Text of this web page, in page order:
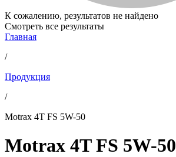
К сожалению, результатов не найдено
Смотреть все результаты
Главная
/
Продукция
/
Motrax 4T FS 5W-50
Motrax 4T FS 5W-50